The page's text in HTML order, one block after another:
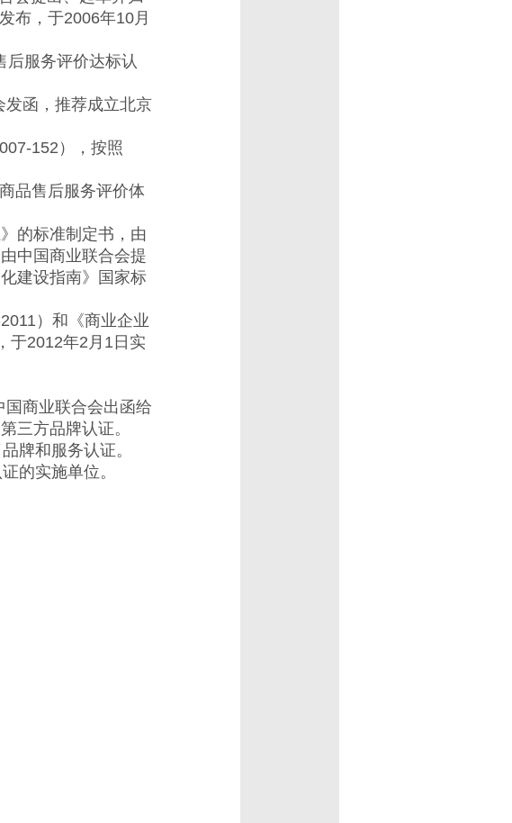
布，于2006年10月
服务评价达标认
函，推荐成立北京
152），按照
品售后服务评价体
的标准制定书，由
中国商业联合会提
建设指南》国家标
）和《商业企业
于2012年2月1日实
商业联合会出函给
三方品牌认证。
牌和服务认证。
的实施单位。